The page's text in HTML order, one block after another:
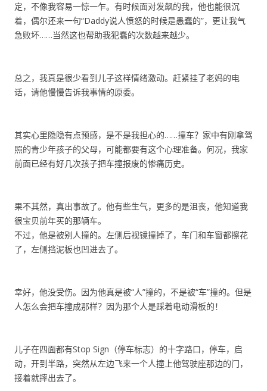
定，不像我容易一惊一乍。有时候面对发飙的我，他也能很沉
着，偶尔还来一句“Daddy说人愤怒的时候是愚蠢的”，更让我气
急败坏……当然这也帮助我犯蠢的次数越来越少。
总之，我真是很少看到儿子这样情绪激动。赶紧挂了老妈的电
话，请他慢慢告诉我事情的原委。
其实心里隐隐有点预感，是不是我担心的……撞车？家中有刚拿驾
照的青少年孩子的父母，可能都要有这个心理准备。何况，我家
前面已经有好几次孩子把车撞报废的惨痛历史。
果不其然，真出事故了。他有些生气，更多的是沮丧，他知道我
很宝贝前年买的那辆车。
不过，他是被别人撞的。左侧后视镜撞掉了，车门和车窗都擦花
了，左侧挡泥板也凹进去了。
幸好，他没受伤。因为他真是被“人”撞的，不是被“车”撞的。但是
人怎么会把车撞成那样？因为那个人是踩着电动滑板的！
儿子在四面都有Stop Sign（停车标志）的十字路口，停车，启
动，开到半路，突然从左边飞来一个人撞上他驾驶座那边的门，
接着就摔出去了。